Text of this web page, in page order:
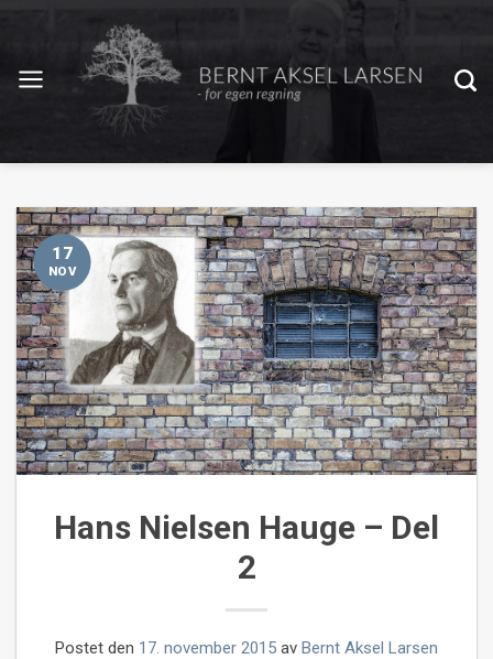
17
NOV
Hans Nielsen Hauge – Del
2
Postet den 17. november 2015 av Bernt Aksel Larsen